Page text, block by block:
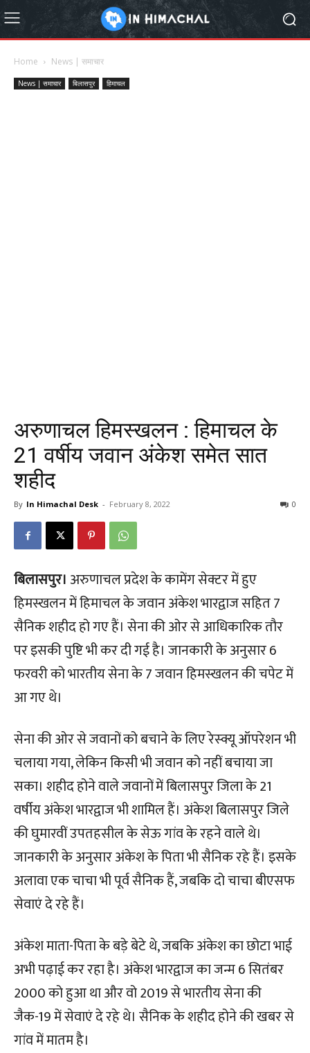
Home News | समाचार
News | समाचार बिलासपुर हिमाचल
अरुणाचल हिमस्खलन : हिमाचल के
21 वर्षीय जवान अंकेश समेत सात
शहीद
By In Himachal Desk - February 8, 2022 0
बिलासपुर। अरुणाचल प्रदेश के कामेंग सेक्टर में हुए
हिमस्खलन में हिमाचल के जवान अंकेश भारद्वाज सहित 7
सैनिक शहीद हो गए हैं। सेना की ओर से आधिकारिक तौर
पर इसकी पुष्टि भी कर दी गई है। जानकारी के अनुसार 6
फरवरी को भारतीय सेना के 7 जवान हिमस्खलन की चपेट में
आ गए थे।
सेना की ओर से जवानों को बचाने के लिए रेस्क्यू ऑपरेशन भी
चलाया गया, लेकिन किसी भी जवान को नहीं बचाया जा
सका। शहीद होने वाले जवानों में बिलासपुर जिला के 21
वर्षीय अंकेश भारद्वाज भी शामिल हैं। अंकेश बिलासपुर जिले
की घुमारवीं उपतहसील के सेऊ गांव के रहने वाले थे।
जानकारी के अनुसार अंकेश के पिता भी सैनिक रहे हैं। इसके
अलावा एक चाचा भी पूर्व सैनिक हैं, जबकि दो चाचा बीएसफ
सेवाएं दे रहे हैं।
अंकेश माता-पिता के बड़े बेटे थे, जबकि अंकेश का छोटा भाई
अभी पढ़ाई कर रहा है। अंकेश भारद्वाज का जन्म 6 सितंबर
2000 को हुआ था और वो 2019 से भारतीय सेना की
जैक-19 में सेवाएं दे रहे थे। सैनिक के शहीद होने की खबर से
गांव में मातम है।